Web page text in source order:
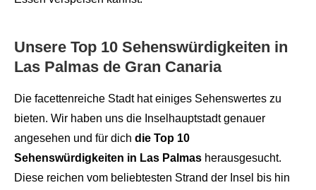
Unsere Top 10 Sehenswürdigkeiten in
Las Palmas de Gran Canaria
Die facettenreiche Stadt hat einiges Sehenswertes zu
bieten. Wir haben uns die Inselhauptstadt genauer
angesehen und für dich die Top 10
Sehenswürdigkeiten in Las Palmas herausgesucht.
Diese reichen vom beliebtesten Strand der Insel bis hin